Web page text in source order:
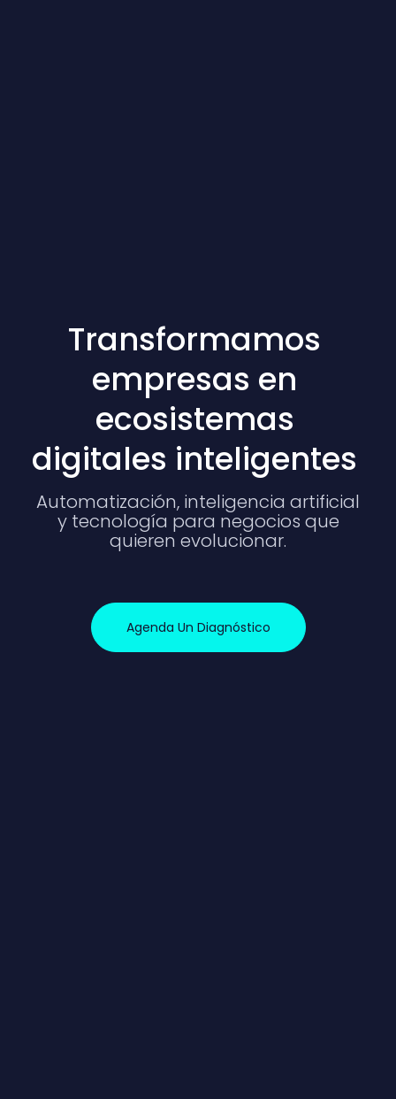
Transformamos
empresas en
ecosistemas
digitales inteligentes
Automatización, inteligencia artificial
y tecnología para negocios que
quieren evolucionar.
Agenda Un Diagnóstico